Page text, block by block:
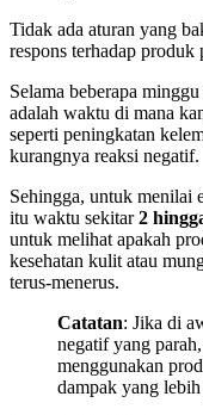
Tidak ada aturan yang
respons terhadap
Selama beberapa
adalah waktu di mana
seperti peningkatan
kurangnya reaksi negatif.
Sehingga, untuk menilai
itu waktu sekitar2
untuk melihat apakah
kesehatan kulit atau
terus-menerus.
Catatan: Jika di
negatif yang
menggunakan
dampak yang